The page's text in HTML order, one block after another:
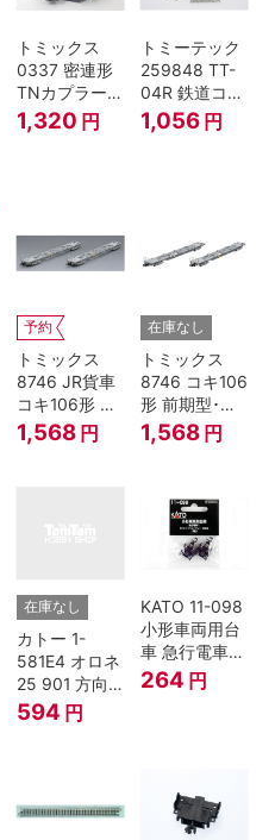
トミックス
0337 密連形
TNカプラー
(6個入・SPタ
イプ)
1,320 円
トミーテック
259848 TT-
04R 鉄道コレ
クション
1,056 円
予約
トミックス
8746 JR貨車
コキ106形 前
期型･新塗装･
コンテナな
1,568 円
在庫なし
トミックス
8746 コキ106
形 前期型･新
塗装･コンテ
ナなし･2両セ
1,568 円
在庫なし
カトー 1-
581E4 オロネ
25 901 方向
幕 4両分
594 円
KATO 11-098
小形車両用台
車 急行電車1
Bトレインシ
ョーティー 対
264 円